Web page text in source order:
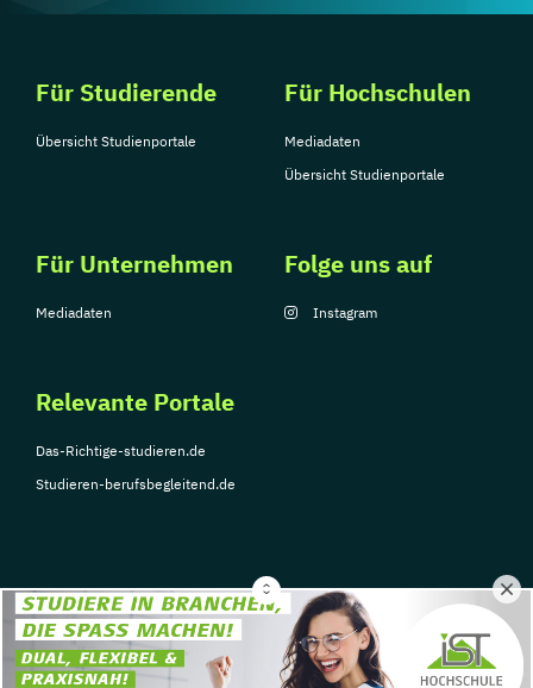
Für Studierende
Übersicht Studienportale
Für Hochschulen
Mediadaten
Übersicht Studienportale
Für Unternehmen
Mediadaten
Relevante Portale
Das-Richtige-studieren.de
Studieren-berufsbegleitend.de
Folge uns auf
Instagram
© Copyright 2026, TarGroup Media GmbH
Impressum
Über Datenschutzerklärung Nutzungsbedingungen